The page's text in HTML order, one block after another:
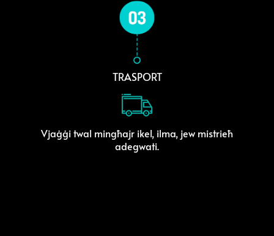
TRASPORT
Vjaġġi twal mingħajr ikel, ilma, jew mistrieħ
adegwati.